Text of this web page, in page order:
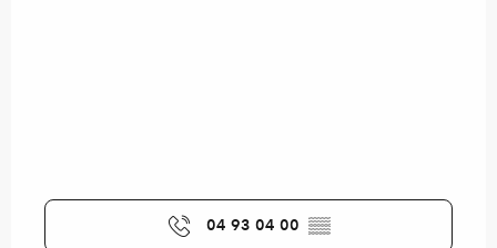
04 93 04 00 ▒▒